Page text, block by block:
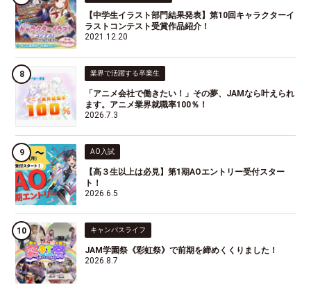
【中学生イラスト部門結果発表】第10回キャラクターイ
ラストコンテスト受賞作品紹介！
2021.12.20
業界で活躍する卒業生
「アニメ会社で働きたい！」その夢、JAMなら叶えられ
ます。アニメ業界就職率100％！
2026.7.3
AO入試
【高３生以上は必見】第1期AOエントリー受付スター
ト！
2026.6.5
キャンパスライフ
JAM学園祭《彩虹祭》で前期を締めくくりました！
2026.8.7